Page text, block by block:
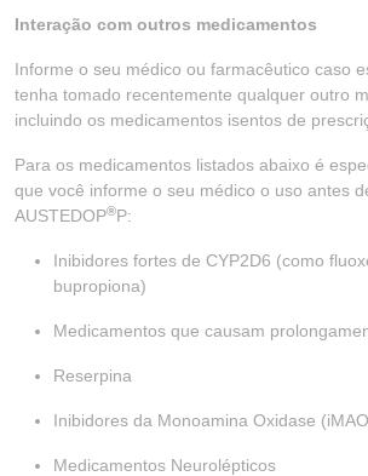
Interação com outros medicamentos
Informe o seu médico ou farmacêutico caso
tenha tomado recentemente qualquer outro
incluindo os medicamentos isentos de
Para os medicamentos listados abaixo é
que você informe o seu médico o uso antes
AUSTEDOP®P:
Inibidores fortes de CYP2D6 (como
bupropiona)
Medicamentos que causam
Reserpina
Inibidores da Monoamina Oxidase
Medicamentos Neurolépticos